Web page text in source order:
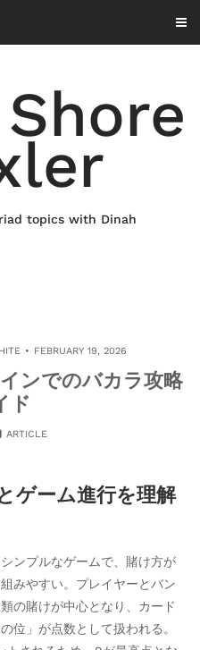
topics with Dinah
FEBRUARY 19, 2026
ンでのバカラ攻略
ド
ARTICLE
ゲーム進行を理解
ンプルなゲームで、賭け方が
みやすい。プレイヤーとバン
の賭けが中心となり、カード
位」が点数として扱われる。